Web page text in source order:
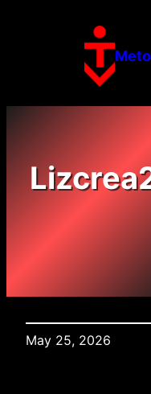
May 25, 2026